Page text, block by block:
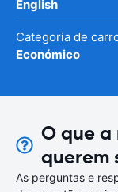
English
Categoria de
Económico
O que a
querem
As perguntas e